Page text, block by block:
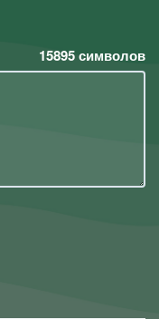
15895символов